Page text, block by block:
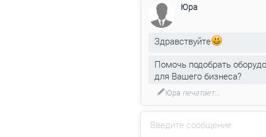
Напишите
Введите сообщение
Юра
Здравствуйте
Помочь подобрать
для Вашего бизнеса?
Юра печатает...